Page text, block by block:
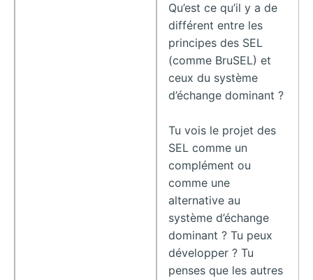
Qu’est ce qu’il y a de
différent entre les
principes des SEL
(comme BruSEL) et
ceux du système
d’échange dominant ?
Tu vois le projet des
SEL comme un
complément ou
comme une
alternative au
système d’échange
dominant ? Tu peux
développer ? Tu
penses que les autres